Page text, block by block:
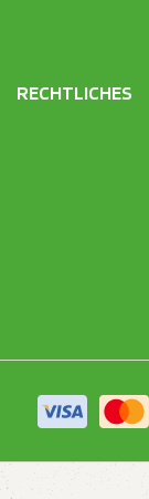
RECHTLICHES